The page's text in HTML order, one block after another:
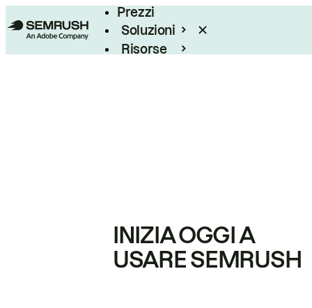
Prezzi
Soluzioni
Risorse
INIZIA OGGI A
USARE SEMRUSH